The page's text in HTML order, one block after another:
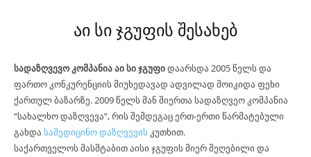
აი სი ჯგუფის შესახებ
სადაზღვევო კომპანია აი სი ჯგუფიდაარსდა 2005 წელს და
ფართო კონკურენციის მიუხედავად ადვილად მოიკიდა ფეხი
ქართულ ბაზარზე. 2009 წელს მან შიერთა სადაზღვეო კომპანია
“სახალხო დაზღვევა”, რის შემდეგაც ერთ-ერთი წარმატებული
გახდა სამედიცინო დაზღვევის კუთხით.
საქართველოს მასშტაბით აისი ჯგუფის მიერ შეღებილი და